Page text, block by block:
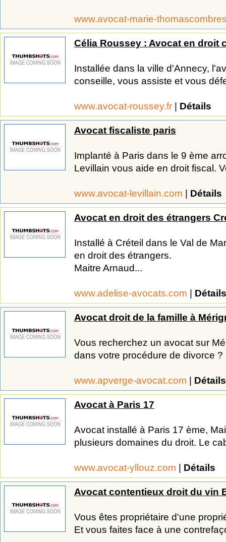
www.avocat-marie-
Célia Roussey : Avocat en droit
Installée dans la ville d'Annecy,
conseille, vous assiste et vous
www.avocat-roussey.fr | Détails
Avocat fiscaliste paris
Implanté à Paris dans le 9 ème
Levillain vous aide en droit fiscal.
www.avocat-levillain.com | Détails
Avocat en droit des étrangers
Installé à Créteil dans le Val de
en droit des étrangers.
Maitre Arnaud...
www.adelise-avocats.com | Détails
Avocat droit de la famille à
Vous recherchez un avocat sur
dans votre procédure de divorce ?
www.apverge-avocat.com | Détails
Avocat à Paris 17
Avocat installé à Paris 17 ème,
plusieurs domaines du droit. Le
www.avocat-yllouz.com | Détails
Avocat contentieux droit du vin
Vous êtes propriétaire d'une
Et vous faites face à une